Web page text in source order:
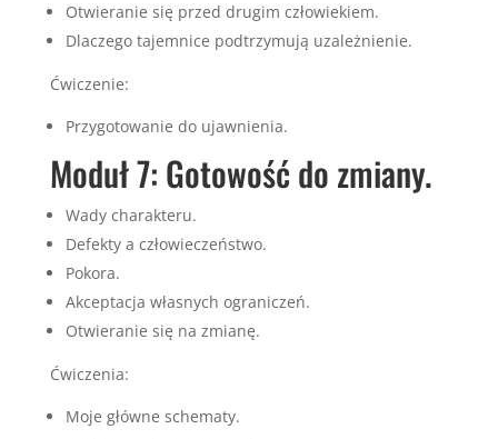
Otwieranie się przed drugim człowiekiem.
Dlaczego tajemnice podtrzymują uzależnienie.
Ćwiczenie:
Przygotowanie do ujawnienia.
Moduł 7: Gotowość do zmiany.
Wady charakteru.
Defekty a człowieczeństwo.
Pokora.
Akceptacja własnych ograniczeń.
Otwieranie się na zmianę.
Ćwiczenia:
Moje główne schematy.